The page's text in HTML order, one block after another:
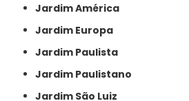
Jardim América
Jardim Europa
Jardim Paulista
Jardim Paulistano
Jardim São Luiz